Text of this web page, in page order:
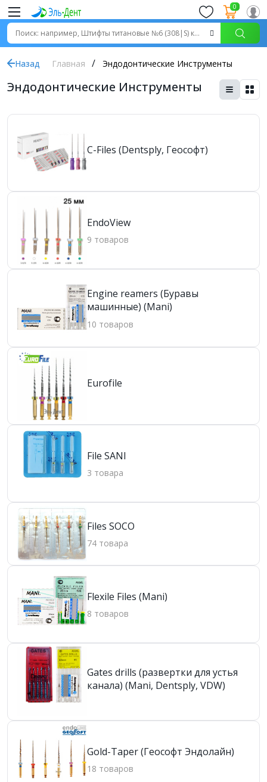
0
Назад Главная Эндодонтические Инструменты
Эндодонтические Инструменты
C-Files (Dentsply, Геософт)
EndoView
9 товаров
Engine reamers (Буравы
машинные) (Mani)
10 товаров
Eurofile
File SANI
3 товара
Files SOCO
74 товара
Flexile Files (Mani)
8 товаров
Gates drills (развертки для устья
канала) (Mani, Dentsply, VDW)
Gold-Taper (Геософт Эндолайн)
18 товаров